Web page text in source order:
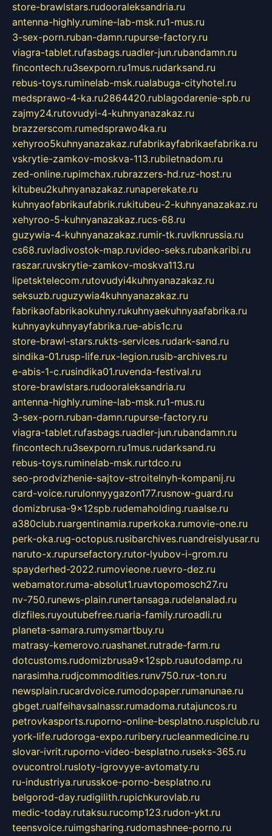
store-brawlstars.rudooraleksandria.ru
antenna-highly.rumine-lab-msk.ru1-mus.ru
3-sex-porn.ruban-damn.rupurse-factory.ru
viagra-tablet.rufasbags.ruadler-jun.rubandamn.ru
fincontech.ru3sexporn.ru1mus.rudarksand.ru
rebus-toys.ruminelab-msk.rualabuga-cityhotel.ru
medsprawo-4-ka.ru2864420.rublagodarenie-spb.ru
zajmy24.rutovudyi-4-kuhnyanazakaz.ru
brazzerscom.rumedsprawo4ka.ru
xehyroo5kuhnyanazakaz.rufabrikayfabrikaefabrika.ru
vskrytie-zamkov-moskva-113.rubiletnadom.ru
zed-online.rupimchax.rubrazzers-hd.ruz-host.ru
kitubeu2kuhnyanazakaz.runaperekate.ru
kuhnyaofabrikaufabrik.rukitubeu-2-kuhnyanazakaz.ru
xehyroo-5-kuhnyanazakaz.rucs-68.ru
guzywia-4-kuhnyanazakaz.rumir-tk.ruvlknrussia.ru
cs68.ruvladivostok-map.ruvideo-seks.rubankaribi.ru
raszar.ruvskrytie-zamkov-moskva113.ru
lipetsktelecom.rutovudyi4kuhnyanazakaz.ru
seksuzb.ruguzywia4kuhnyanazakaz.ru
fabrikaofabrikaokuhny.rukuhnyaekuhnyaafabrika.ru
kuhnyaykuhnyayfabrika.rue-abis1c.ru
store-brawl-stars.rukts-services.rudark-sand.ru
sindika-01.rusp-life.rux-legion.rusib-archives.ru
e-abis-1-c.rusindika01.ruvenda-festival.ru
store-brawlstars.rudooraleksandria.ru
antenna-highly.rumine-lab-msk.ru1-mus.ru
3-sex-porn.ruban-damn.rupurse-factory.ru
viagra-tablet.rufasbags.ruadler-jun.rubandamn.ru
fincontech.ru3sexporn.ru1mus.rudarksand.ru
rebus-toys.ruminelab-msk.rurtdco.ru
seo-prodvizhenie-sajtov-stroitelnyh-kompanij.ru
card-voice.rurulonnyygazon177.rusnow-guard.ru
domizbrusa-9x12spb.rudemaholding.ruaalse.ru
a380club.ruargentinamia.ruperkoka.rumovie-one.ru
perk-oka.rug-octopus.rusibarchives.ruandreislyusar.ru
naruto-x.rupursefactory.rutor-lyubov-i-grom.ru
spayderhed-2022.rumovieone.ruevro-dez.ru
webamator.ruma-absolut1.ruavtopomosch27.ru
nv-750.runews-plain.runertansaga.rudelanalad.ru
dizfiles.ruyoutubefree.ruaria-family.ruroadli.ru
planeta-samara.rumysmartbuy.ru
matrasy-kemerovo.ruashanet.rutrade-farm.ru
dotcustoms.rudomizbrusa9x12spb.ruautodamp.ru
narasimha.rudjcommodities.runv750.rux-ton.ru
newsplain.rucardvoice.rumodopaper.rumanunae.ru
gbget.rualfeihavsalnassr.rumadoma.rutajuncos.ru
petrovkasports.ruporno-online-besplatno.rusplclub.ru
york-life.rudoroga-expo.ruribery.rucleanmedicine.ru
slovar-ivrit.ruporno-video-besplatno.ruseks-365.ru
ovucontrol.rusloty-igrovyye-avtomaty.ru
ru-industriya.rurusskoe-porno-besplatno.ru
belgorod-day.rudigilith.rupichkurovlab.ru
medic-today.rutaksu.rucomp123.rudon-ykt.ru
teensvoice.ruimgsharing.rudomashnee-porno.ru